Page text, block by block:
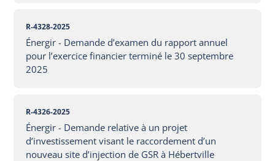
R-4328-2025
Énergir - Demande d’examen du rapport annuel
pour l’exercice financier terminé le 30 septembre
2025
R-4326-2025
Énergir - Demande relative à un projet
d’investissement visant le raccordement d’un
nouveau site d’injection de GSR à Hébertville